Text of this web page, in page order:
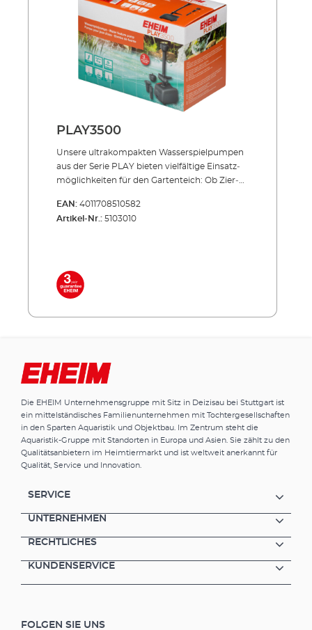
Teleskoprohr mit 2-Weg-Durchflussregler
(separat regelbar) 3 Wasserspieldüsen zur
Wahl Anschlussset (3 Teile) 10 m Netzkabel
PLAY3500
Unsere ultrakompakten Wasser­spielpumpen
aus der Serie PLAY bieten vielfältige Einsatz­
möglichkeiten für den Gartenteich: Ob Zier­
und Statuen, die PLAY verbreitet dauerhaft
Freude – zuver­läs­sig und flüsterleise. Wir
Kleinteiche 3 Düsen für unterschied­liche
Wasserbilder zur Wahl Separat regelbarer
Zierbrunnen und Bachlauf Extrem
Lieferumfang: PLAY3500 Wasserspielpumpe
Teleskoprohr mit 2-Weg-Durchflussregler
Wahl Anschlussset (3 Teile) 10 m Netzkabel
EAN: 4011708510582
Artikel-Nr.: 5103010
Die EHEIM Unternehmensgruppe mit Sitz in Deizisau bei Stuttgart ist
ein mittelständisches Familienunternehmen mit Tochtergesellschaften
in den Sparten Aquaristik und Objektbau. Im Zentrum steht die
Aquaristik-Gruppe mit Standorten in Europa und Asien. Sie zählt zu den
Qualitätsanbietern im Heimtiermarkt und ist weltweit anerkannt für
Qualität, Service und Innovation.
SERVICE
UNTERNEHMEN
RECHTLICHES
KUNDENSERVICE
FOLGEN SIE UNS